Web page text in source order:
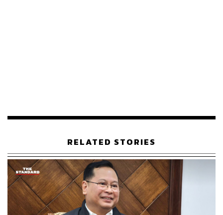
นานาชาติต้องชัดเจนว่า การยึดอำนาจด้วยกำลังทหารจะนำ
ไปสู่สงครามกลางเมืองที่ยืดเยื้อหรือการแยกอัฟกานิสถาน
โดยสิ้นเชิงเท่านั้น เขาเรียกร้องให้ทุกฝ่ายช่ยกันปกป้อง
พลเรือน และบอกว่าไม่สบายใจกับสัญญาณบ่งชี้ในช่วงแรก
ว่าตาลีบันจะบังคับใช้ข้อจำกัดด้านสิทธิมนุษยชนอย่างเข้ม
งวดในพื้นที่ต่างๆ ที่อยู่ภายใต้การควบคุม โดยเฉพาะอย่างยิ่ง
การมุ่งเป้าไปที่ผู้หญิงและนักข่าว
RELATED STORIES